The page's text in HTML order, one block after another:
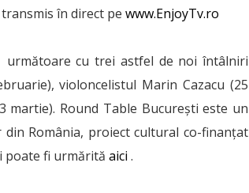
în direct pe www.EnjoyTv.ro
următoare cu trei astfel de noi întâlniri
violoncelistul Marin Cazacu (25
martie). Round Table București este un
România, proiect cultural co-finanțat
poate fi urmărită aici .